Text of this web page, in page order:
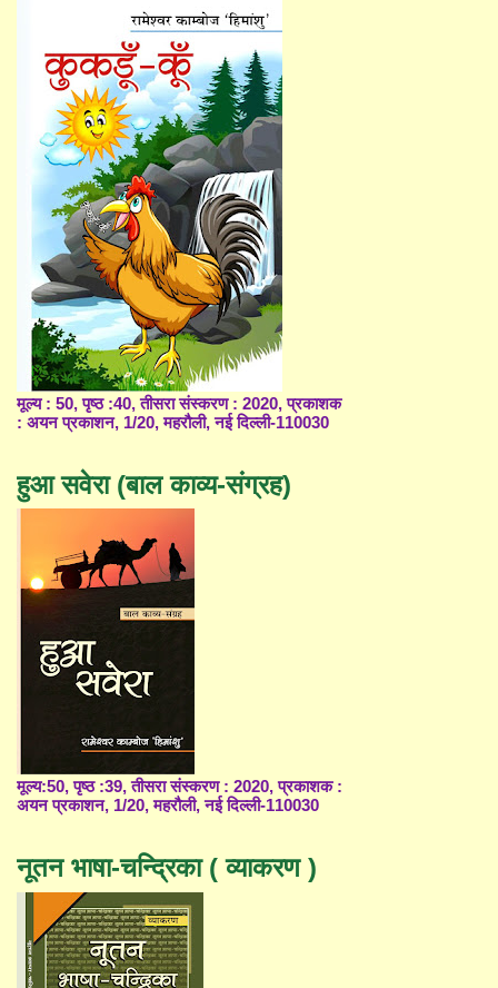
मूल्य : 50, पृष्ठ :40, तीसरा संस्करण : 2020, प्रकाशक
: अयन प्रकाशन, 1/20, महरौली, नई दिल्ली-110030
हुआ सवेरा (बाल काव्य-संग्रह)
मूल्य:50, पृष्ठ :39, तीसरा संस्करण : 2020, प्रकाशक :
अयन प्रकाशन, 1/20, महरौली, नई दिल्ली-110030
नूतन भाषा-चन्द्रिका ( व्याकरण )